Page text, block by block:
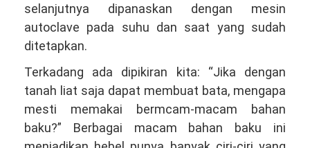
selanjutnya dipanaskan dengan mesin
autoclave pada suhu dan saat yang sudah
ditetapkan.
Terkadang ada dipikiran kita: “Jika dengan
tanah liat saja dapat membuat bata, mengapa
mesti memakai bermcam-macam bahan
baku?” Berbagai macam bahan baku ini